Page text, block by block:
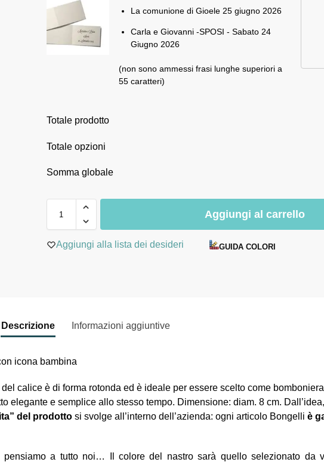
La comunione di Gioele 25 giugno 2026
Carla e Giovanni -SPOSI - Sabato 24
Giugno 2026
(non sono ammessi frasi lunghe superiori a
55 caratteri)
Totale prodotto
Totale opzioni
Somma globale
Aggiungi al carrello
Aggiungi alla lista dei desideri GUIDA COLORI
Descrizione Informazioni aggiuntive
icona bambina
calice è di forma rotonda ed è ideale per essere scelto come
elegante e semplice allo stesso tempo. Dimensione: diam. 8 cm.
del prodottosi svolge all’interno dell’azienda: ogni articolo Bongelli è
pensiamo a tutto noi… Il colore del nastro sarà quello selezionato da